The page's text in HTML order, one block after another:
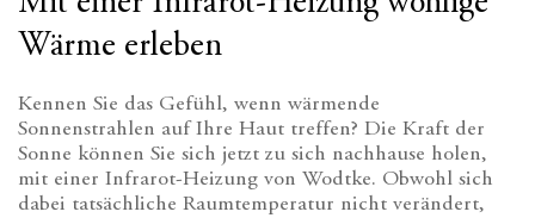
Wärme erleben
Kennen Sie das Gefühl, wenn wärmende
Sonnenstrahlen auf Ihre Haut treffen? Die Kraft der
Sonne können Sie sich jetzt zu sich nachhause holen,
mit einer Infrarot-Heizung von Wodtke. Obwohl sich
dabei tatsächliche Raumtemperatur nicht verändert,